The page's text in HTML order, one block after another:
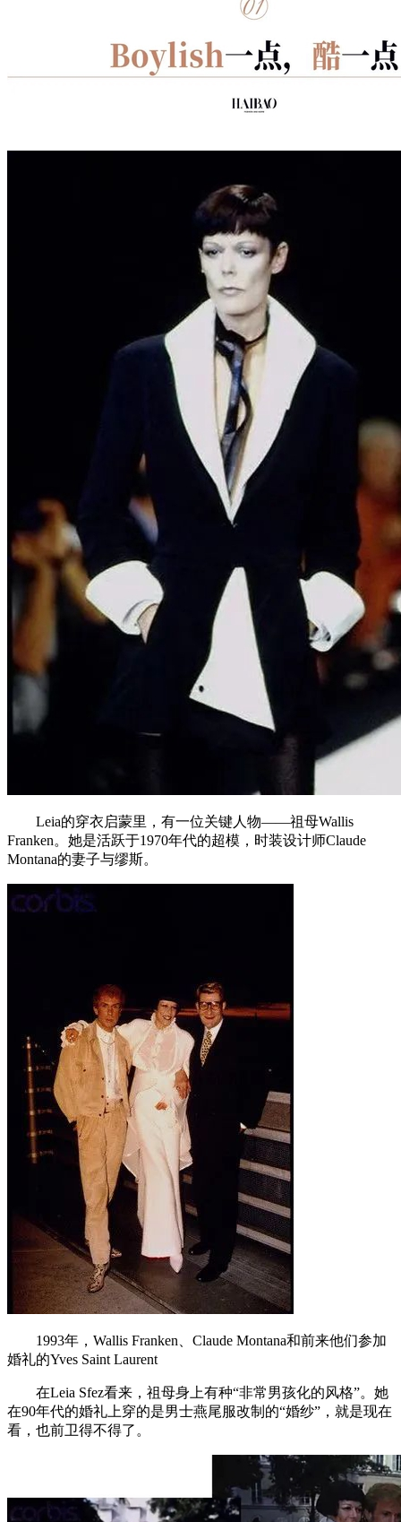
Leia的穿衣启蒙里，有一位关键人物——祖母Wallis
Franken。她是活跃于1970年代的超模，时装设计师Claude
Montana的妻子与缪斯。
1993年，Wallis Franken、Claude Montana和前来他们参加
婚礼的Yves Saint Laurent
在Leia Sfez看来，祖母身上有种“非常男孩化的风格”。她
在90年代的婚礼上穿的是男士燕尾服改制的“婚纱”，就是现在
看，也前卫得不得了。